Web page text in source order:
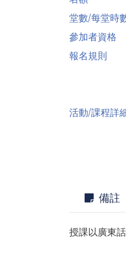
堂數/每堂時
參加者資格
報名規則
活動/課程詳
備註
授課以廣東